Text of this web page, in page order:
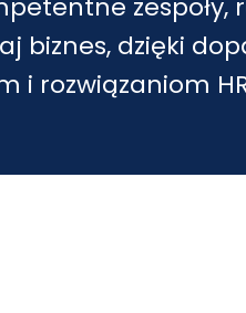
zespoły,
biznes, dzięki
i rozwiązaniom